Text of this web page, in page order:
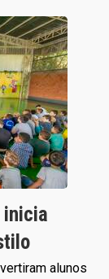
inicia
alunos